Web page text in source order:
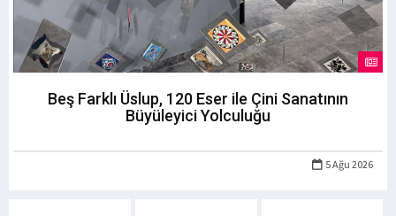
Beş Farklı Üslup, 120 Eser ile Çini Sanatının
Büyüleyici Yolculuğu
5 Ağu 2026